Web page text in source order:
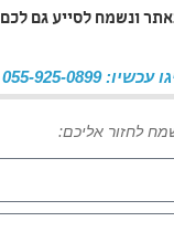
ונשמח לסייע גם לכם
055-925-0899
לחזור אליכם: